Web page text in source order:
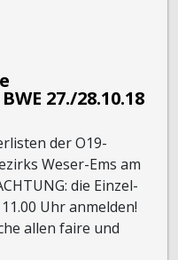
27./28.10.18
der O19-
Weser-Ems am
die Einzel-
Uhr anmelden!
allen faire und